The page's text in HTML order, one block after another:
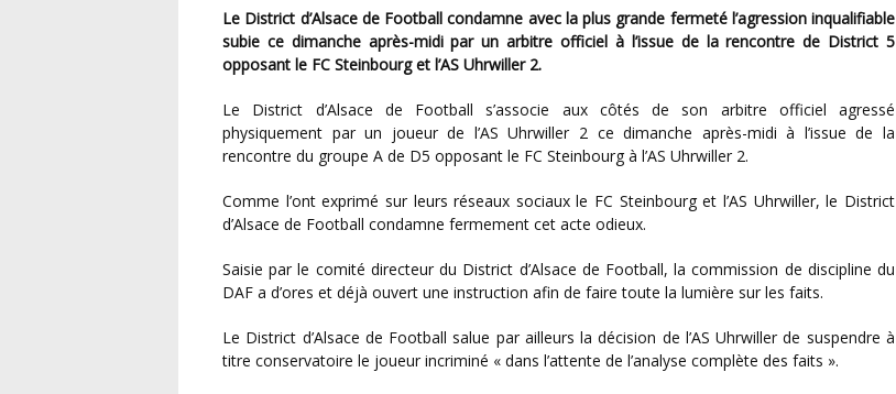
Le District d’Alsace de Football condamne avec la plus grande fermeté l’agression inqualifiable
subie ce dimanche après-midi par un arbitre officiel à l’issue de la rencontre de District 5
opposant le FC Steinbourg et l’AS Uhrwiller 2.
Le District d’Alsace de Football s’associe aux côtés de son arbitre officiel agressé
physiquement par un joueur de l’AS Uhrwiller 2 ce dimanche après-midi à l’issue de la
rencontre du groupe A de D5 opposant le FC Steinbourg à l’AS Uhrwiller 2.
Comme l’ont exprimé sur leurs réseaux sociaux le FC Steinbourg et l’AS Uhrwiller, le District
d’Alsace de Football condamne fermement cet acte odieux.
Saisie par le comité directeur du District d’Alsace de Football, la commission de discipline du
DAF a d’ores et déjà ouvert une instruction afin de faire toute la lumière sur les faits.
Le District d’Alsace de Football salue par ailleurs la décision de l’AS Uhrwiller de suspendre à
titre conservatoire le joueur incriminé « dans l’attente de l’analyse complète des faits ».